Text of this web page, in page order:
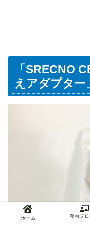
「SRECNO
えアダプタ
ホーム 漫画ブ